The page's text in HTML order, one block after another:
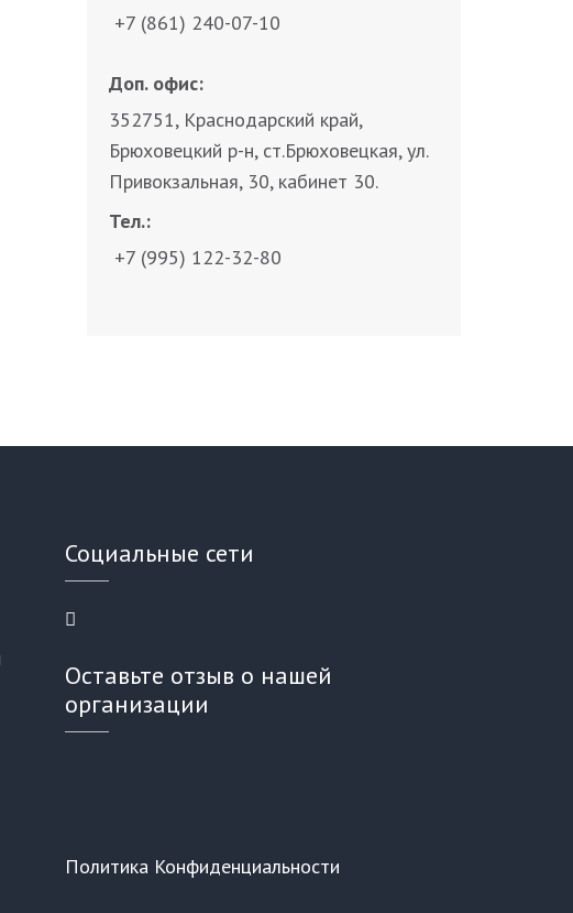
+7 (861) 240-07-10
Доп. офис:
352751, Краснодарский край,
Брюховецкий р-н, ст.Брюховецкая, ул.
Привокзальная, 30, кабинет 30.
Тел.:
+7 (995) 122-32-80
Социальные сети
Оставьте отзыв о нашей
организации
Политика Конфиденциальности